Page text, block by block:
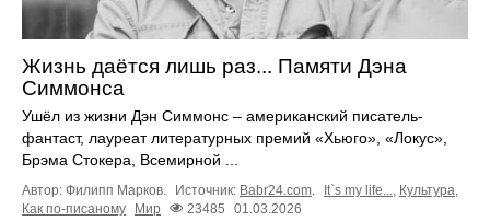
Жизнь даётся лишь раз... Памяти Дэна
Симмонса
Ушёл из жизни Дэн Симмонс – американский писатель-
фантаст, лауреат литературных премий «Хьюго», «Локус»,
Брэма Стокера, Всемирной ...
Автор: Филипп Марков. Источник: Babr24.com. It`s my life..., Культура,
Как по-писаному
Мир 23485 01.03.2026